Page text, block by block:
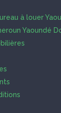
à louer
Yaoundé